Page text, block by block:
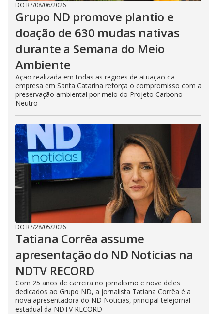
DO R7/08/06/2026
Grupo ND promove plantio e
doação de 630 mudas nativas
durante a Semana do Meio
Ambiente
Ação realizada em todas as regiões de atuação da
empresa em Santa Catarina reforça o compromisso com a
preservação ambiental por meio do Projeto Carbono
Neutro
DO R7/28/05/2026
Tatiana Corrêa assume
apresentação do ND Notícias na
NDTV RECORD
Com 25 anos de carreira no jornalismo e nove deles
dedicados ao Grupo ND, a jornalista Tatiana Corrêa é a
nova apresentadora do ND Notícias, principal telejornal
estadual da NDTV RECORD